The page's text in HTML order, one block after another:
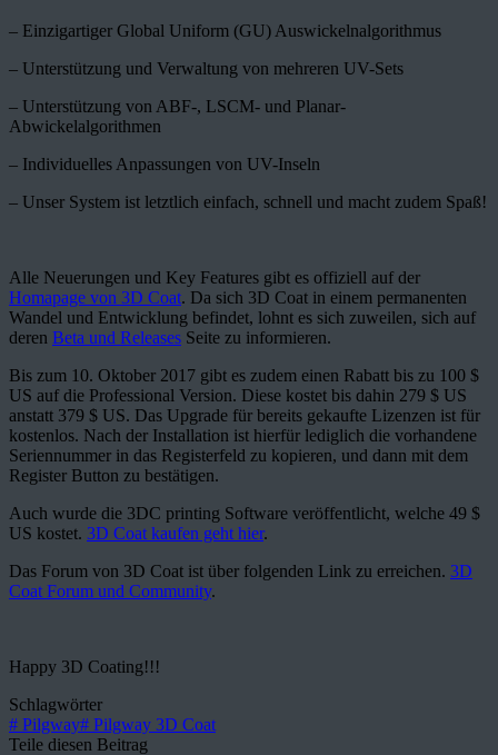
– Einzigartiger Global Uniform (GU) Auswickelnalgorithmus
– Unterstützung und Verwaltung von mehreren UV-Sets
– Unterstützung von ABF-, LSCM- und Planar-
Abwickelalgorithmen
– Individuelles Anpassungen von UV-Inseln
– Unser System ist letztlich einfach, schnell und macht zudem Spaß!
Alle Neuerungen und Key Features gibt es offiziell auf der
Homapage von 3D Coat. Da sich 3D Coat in einem permanenten
Wandel und Entwicklung befindet, lohnt es sich zuweilen, sich auf
deren Beta und Releases Seite zu informieren.
Bis zum 10. Oktober 2017 gibt es zudem einen Rabatt bis zu 100 $
US auf die Professional Version. Diese kostet bis dahin 279 $ US
anstatt 379 $ US. Das Upgrade für bereits gekaufte Lizenzen ist für
kostenlos. Nach der Installation ist hierfür lediglich die vorhandene
Seriennummer in das Registerfeld zu kopieren, und dann mit dem
Register Button zu bestätigen.
Auch wurde die 3DC printing Software veröffentlicht, welche 49 $
US kostet. 3D Coat kaufen geht hier.
Das Forum von 3D Coat ist über folgenden Link zu erreichen. 3D
Coat Forum und Community.
Happy 3D Coating!!!
Schlagwörter
# Pilgway# Pilgway 3D Coat
Teile diesen Beitrag